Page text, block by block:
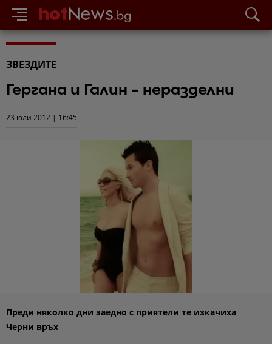
ЗВЕЗДИТЕ
Гергана и Галин - неразделни
23 юли 2012 | 16:45
Преди няколко дни заедно с приятели те изкачиха
Черни връх